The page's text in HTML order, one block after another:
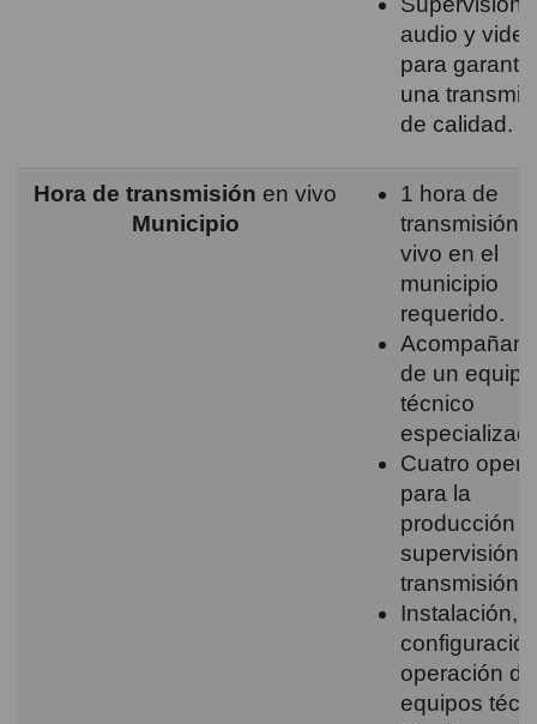
audio y video
para
una
de calidad.
Hora de transmisión en vivo
Municipio
1 hora de
transmisión
vivo en el
municipio
requerido.
de un equipo
técnico
Cuatro
para la
producción y
supervisión
transmisión.
Instalación,
operación
equipos